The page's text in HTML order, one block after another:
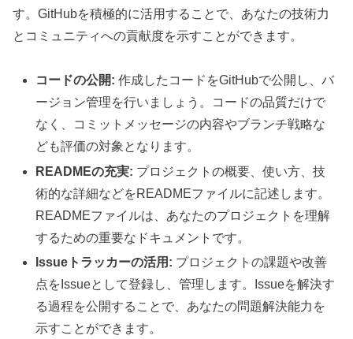
す。GitHubを積極的に活用することで、あなたの技術力
とコミュニティへの貢献度を示すことができます。
コードの公開: 作成したコードをGitHubで公開し、バ
ージョン管理を行いましょう。コードの品質だけで
なく、コミットメッセージの内容やブランチ戦略な
ども評価の対象となります。
READMEの充実: プロジェクトの概要、使い方、技
術的な詳細などをREADMEファイルに記述します。
READMEファイルは、あなたのプロジェクトを理解
するための重要なドキュメントです。
Issueトラッカーの活用: プロジェクトの課題や改善
点をIssueとして登録し、管理します。Issueを解決す
る過程を公開することで、あなたの問題解決能力を
示すことができます。